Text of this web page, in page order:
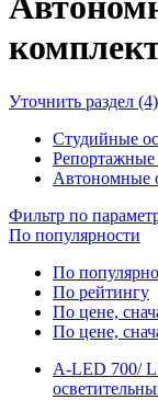
Уточнить раздел (4)
Студийные
Репортажные
Автономные
Фильтр по
По популярности
По
По рейтингу
По цене,
По цене,
A-LED 700/